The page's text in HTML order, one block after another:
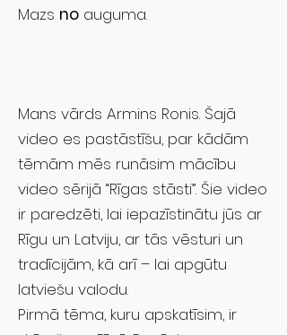
Mazs no auguma.
Mans vārds Armins Ronis. Šajā
video es pastāstīšu, par kādām
tēmām mēs runāsim mācību
video sērijā “Rīgas stāsti”. Šie video
ir paredzēti, lai iepazīstinātu jūs ar
Rīgu un Latviju, ar tās vēsturi un
tradīcijām, kā arī – lai apgūtu
latviešu valodu.
Pirmā tēma, kuru apskatīsim, ir